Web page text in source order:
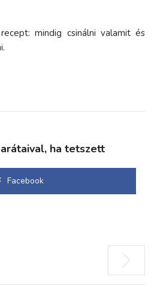
mindig csinálni valamit és
ha tetszett
Facebook